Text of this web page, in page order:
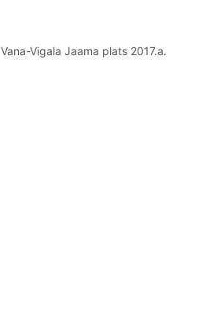
Vana-Vigala Jaama plats 2017.a.